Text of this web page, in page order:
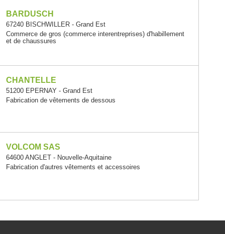
BARDUSCH
67240 BISCHWILLER - Grand Est
Commerce de gros (commerce interentreprises) d'habillement
et de chaussures
CHANTELLE
51200 EPERNAY - Grand Est
Fabrication de vêtements de dessous
VOLCOM SAS
64600 ANGLET - Nouvelle-Aquitaine
Fabrication d'autres vêtements et accessoires